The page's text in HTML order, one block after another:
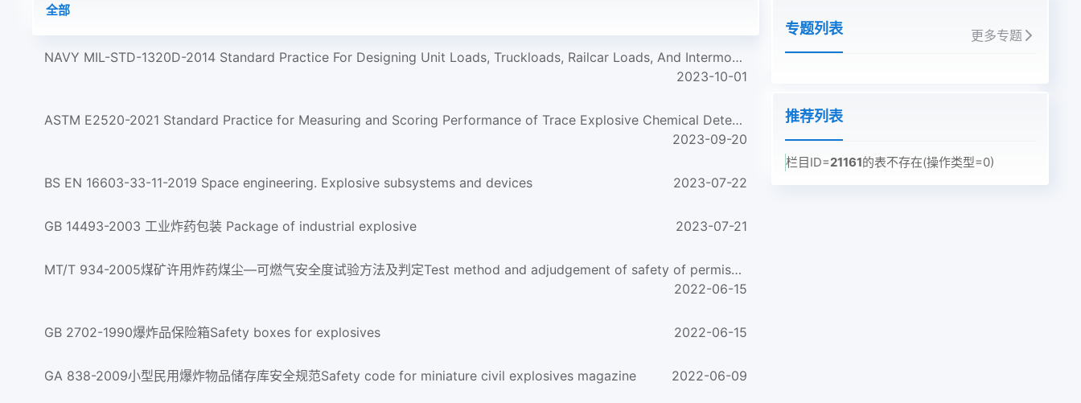
全部
NAVY MIL-STD-1320D-2014 Standard Practice For Designing Unit Loads, Truckloads, Railcar Loads, And Intermod...
2023-10-01
ASTM E2520-2021 Standard Practice for Measuring and Scoring Performance of Trace Explosive Chemical Detecto...
2023-09-20
BS EN 16603-33-11-2019 Space engineering. Explosive subsystems and devices 2023-07-22
GB 14493-2003 工业炸药包装 Package of industrial explosive 2023-07-21
MT/T 934-2005煤矿许用炸药煤尘—可燃气安全度试验方法及判定Test method and adjudgement of safety of permissibl...
2022-06-15
GB 2702-1990爆炸品保险箱Safety boxes for explosives 2022-06-15
GA 838-2009小型民用爆炸物品储存库安全规范Safety code for miniature civil explosives magazine 2022-06-09
专题列表 更多专题
推荐列表
栏目ID=21161的表不存在(操作类型=0)